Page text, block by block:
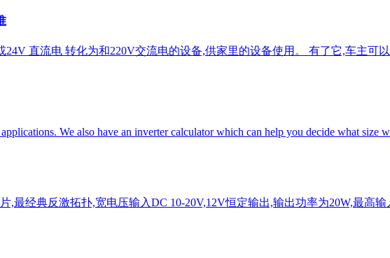
直流电 转化为和220V交流电的设备,供家里的设备使用。 有了它,车主可
We also have an inverter calculator which can help you decide what size
,最经典反激拓扑,宽电压输入DC 10-20V,12V恒定输出,输出功率为20W,最高